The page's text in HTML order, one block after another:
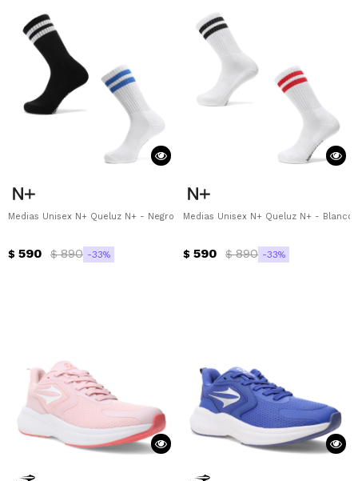
Medias Unisex N+ Queluz N+ - Negro - Blanco - Azul
$ 590 $ 890 33
Medias Unisex N+ Queluz N+ -
$ 590 $ 890 33